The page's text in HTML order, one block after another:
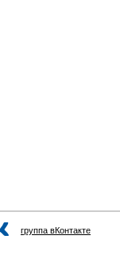
группа вКонтакте